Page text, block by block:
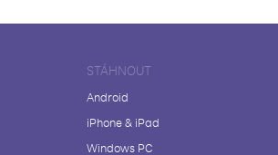
STÁHNOUT
Android
iPhone & iPad
Windows PC